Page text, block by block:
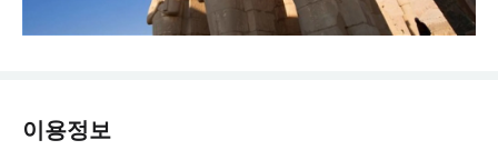
이용정보